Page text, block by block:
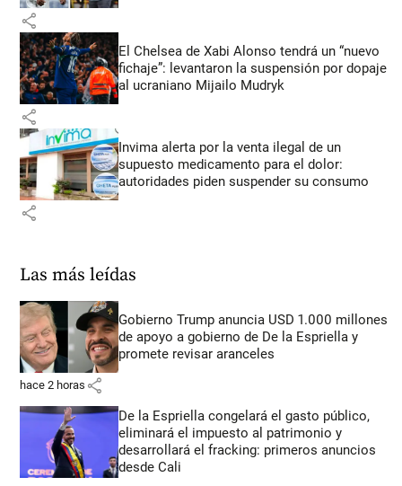
share
El Chelsea de Xabi Alonso tendrá un “nuevo
fichaje”: levantaron la suspensión por dopaje
al ucraniano Mijailo Mudryk
share
Invima alerta por la venta ilegal de un
supuesto medicamento para el dolor:
autoridades piden suspender su consumo
share
Las más leídas
Gobierno Trump anuncia USD 1.000 millones
de apoyo a gobierno de De la Espriella y
promete revisar aranceles
hace 2 horas share
De la Espriella congelará el gasto público,
eliminará el impuesto al patrimonio y
desarrollará el fracking: primeros anuncios
desde Cali